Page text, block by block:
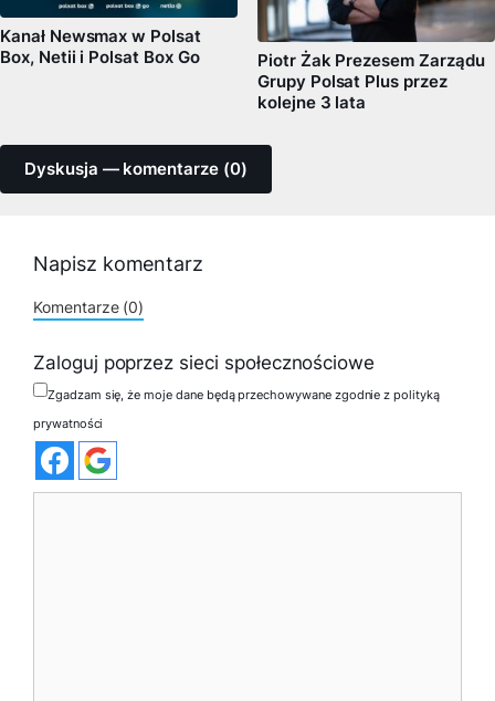
Kanał Newsmax w Polsat
Box, Netii i Polsat Box Go
Piotr Żak Prezesem Zarządu
Grupy Polsat Plus przez
kolejne 3 lata
Dyskusja — komentarze (0)
Napisz komentarz
Komentarze (0)
Zaloguj poprzez sieci społecznościowe
Zgadzam się, że moje dane będą przechowywane zgodnie z polityką
prywatności